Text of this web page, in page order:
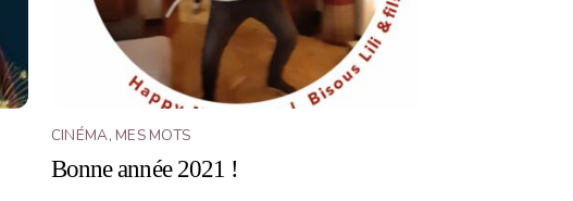
CINÉMA, MES MOTS
Bonne année 2021 !